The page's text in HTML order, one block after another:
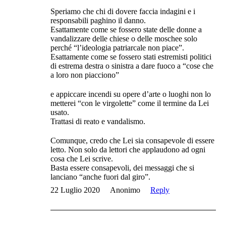
Speriamo che chi di dovere faccia indagini e i
responsabili paghino il danno.
Esattamente come se fossero state delle donne a
vandalizzare delle chiese o delle moschee solo
perché “l’ideologia patriarcale non piace”.
Esattamente come se fossero stati estremisti politici
di estrema destra o sinistra a dare fuoco a “cose che
a loro non piacciono”
e appiccare incendi su opere d’arte o luoghi non lo
metterei “con le virgolette” come il termine da Lei
usato.
Trattasi di reato e vandalismo.
Comunque, credo che Lei sia consapevole di essere
letto. Non solo da lettori che applaudono ad ogni
cosa che Lei scrive.
Basta essere consapevoli, dei messaggi che si
lanciano “anche fuori dal giro”.
22 Luglio 2020
Anonimo Reply